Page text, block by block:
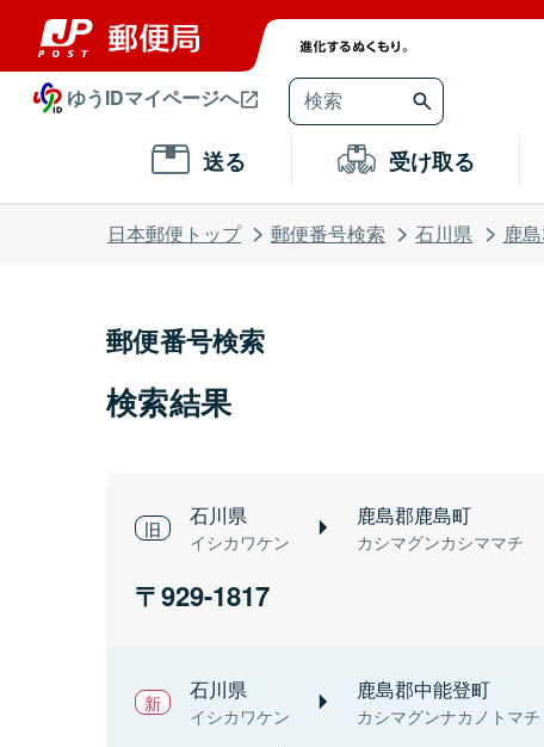
ゆうIDマイページへ
送る 受け取る
日本郵便トップ 郵便番号検索 石川県 鹿
郵便番号検索
検索結果
石川県
イシカワケン
鹿島郡鹿島町
カシマグンカシママチ
929-1817
石川県
イシカワケン
鹿島郡中能登町
カシマグンナカノトマチ